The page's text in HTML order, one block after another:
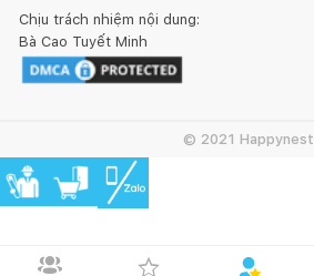
Chịu trách nhiệm nội dung:
Bà Cao Tuyết Minh
© 2021 Happynest